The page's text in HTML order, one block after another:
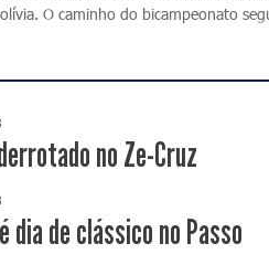
O caminho do bicampeonato
no Ze-Cruz
dia de clássico no Passo